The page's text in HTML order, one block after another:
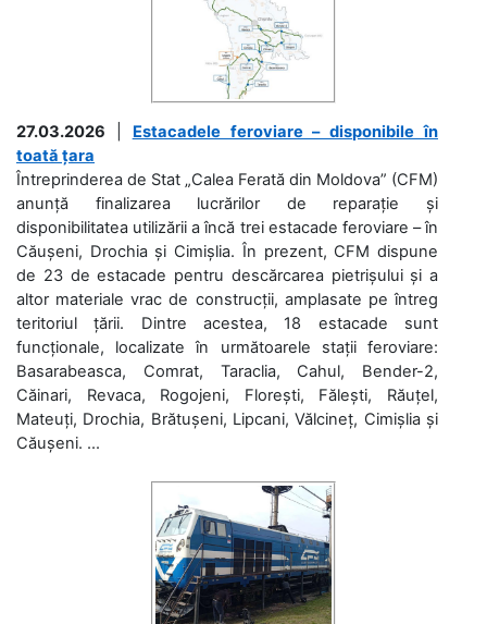
27.03.2026
Estacadele feroviare – disponibile în
toată țara
Întreprinderea de Stat „Calea Ferată din Moldova” (CFM)
anunță finalizarea lucrărilor de reparație și
disponibilitatea utilizării a încă trei estacade feroviare – în
Căușeni, Drochia și Cimișlia. În prezent, CFM dispune
de 23 de estacade pentru descărcarea pietrișului și a
altor materiale vrac de construcții, amplasate pe întreg
teritoriul țării. Dintre acestea, 18 estacade sunt
funcționale, localizate în următoarele stații feroviare:
Basarabeasca, Comrat, Taraclia, Cahul, Bender-2,
Căinari, Revaca, Rogojeni, Florești, Fălești, Răuțel,
Mateuți, Drochia, Brătușeni, Lipcani, Vălcineț, Cimișlia și
Căușeni. ...